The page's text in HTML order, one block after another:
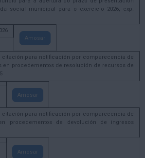
social municipal para o exercicio 2026, exp.
Amosar
citación para notificación por comparecencia de
en procedementos de resolución de recursos de
Amosar
citación para notificación por comparecencia de
procedementos de devolución de ingresos
Amosar